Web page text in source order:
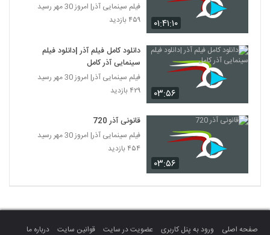
۰۱:۴۱:۱۰
فیلم سینمایی آذر| امروز 30 مهر رسید
۴۵۹ بازدید
۰۳:۵۶
دانلود کامل فیلم آذر |دانلود فیلم
سینمایی آذر کامل
فیلم سینمایی آذر| امروز 30 مهر رسید
۴۲۹ بازدید
۰۳:۵۶
قانونی آذر 720
فیلم سینمایی آذر| امروز 30 مهر رسید
۴۵۴ بازدید
صفحه اصلی ورود به پنل کاربری عضویت در سایت قوانین سایت درباره ما